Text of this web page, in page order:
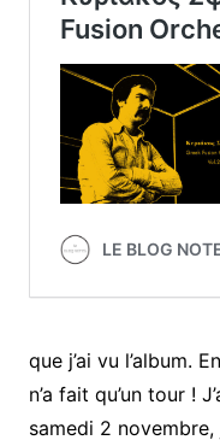
que j’ai vu l’album.
n’a fait qu’un tour !
samedi 2